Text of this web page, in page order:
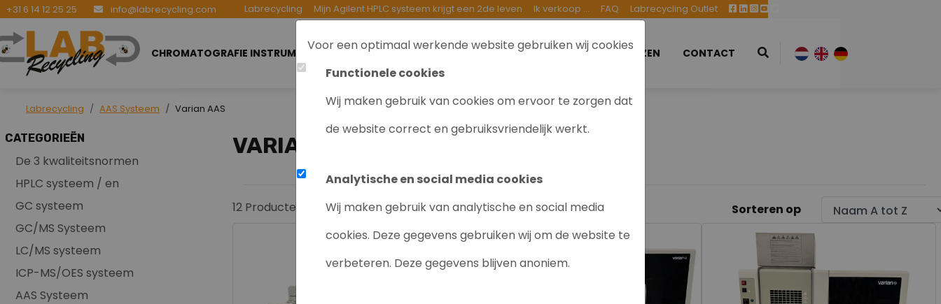
Voor een optimaal werkende website gebruiken wij cookies
Functionele cookies
Wij maken gebruik van cookies om ervoor te zorgen dat
de website correct en gebruiksvriendelijk werkt.
Analytische en social media cookies
Wij maken gebruik van analytische en social media
cookies. Deze gegevens gebruiken wij om de website te
verbeteren. Deze gegevens blijven anoniem.
+31 6 14 12 25 25 info@labrecycling.com Labrecycling Mijn Agilent HPLC systeem krijgt een 2de leven Ik verkoop ... FAQ Labrecycling Outlet
CHROMATOGRAFIE INSTRUMENTEN INKOOP GOEDE DOELEN OVER ONS BEURZEN CONTACT
Labrecycling AAS Systeem Varian AAS
VARIAN AAS
12 Producten gevonden Sorteren op
CATEGORIEËN
De 3 kwaliteitsnormen
HPLC systeem / en
GC systeem
GC/MS Systeem
LC/MS systeem
ICP-MS/OES systeem
AAS Systeem